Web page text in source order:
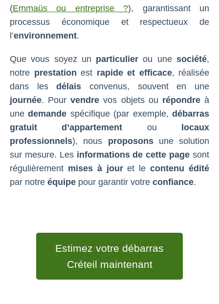
(Emmaüs ou entreprise ?), garantissant un
processus économique et respectueux de
l’environnement.
Que vous soyez un particulier ou unesociété,
notre prestation est rapide et efficace, réalisée
dans lesdélais convenus, souvent en une
journée. Pourvendre vos objets ou répondreà
unedemande spécifique (par exemple,débarras
gratuit d’appartement ou locaux
professionnels), nous proposonsune solution
sur mesure. Les informations de cette page sont
régulièrement mises à jouret lecontenu édité
par notre équipe pour garantir votre confiance.
Estimez votre débarras
Créteil maintenant